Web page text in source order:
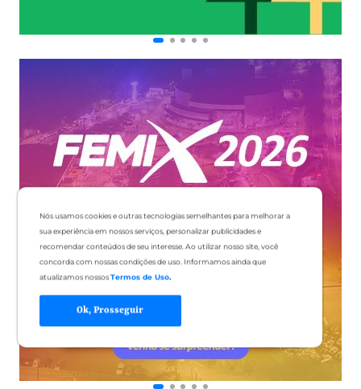
Nós usamos cookies e outras tecnologias semelhantes para melhorar a
sua experiência em nossos serviços, personalizar publicidades e
recomendar conteúdos de seu interesse. Ao utilizar nosso site, você
concorda com nossas condições de uso. Informamos ainda que
atualizamos nossosTermos de Uso.
Ok, Prosseguir